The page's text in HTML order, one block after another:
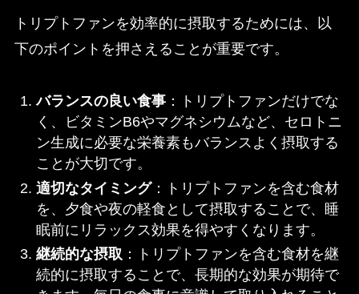
トリプトファンを効率的に摂取するためには、以
下のポイントを押さえることが重要です。
バランスの良い食事：トリプトファンだけでな
く、ビタミンB6やマグネシウムなど、セロトニ
ン生成に必要な栄養素もバランスよく摂取する
ことが大切です。
適切なタイミング：トリプトファンを含む食材
を、夕食や夜の軽食として摂取することで、睡
眠前にリラックス効果を得やすくなります。
継続的な摂取 ：トリプトファンを含む食材を継
続的に摂取することで、長期的な効果が期待で